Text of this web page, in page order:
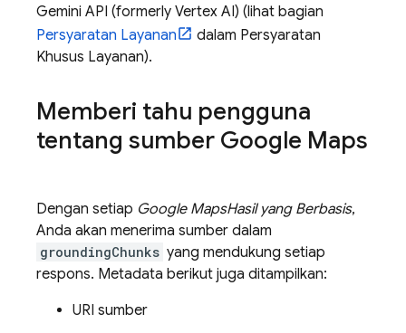
Gemini API (formerly Vertex AI) (lihat bagian
Persyaratan Layanan
dalam Persyaratan
Khusus Layanan).
Memberi tahu pengguna
tentang sumber Google Maps
Dengan setiap Google MapsHasil yang Berbasis,
Anda akan menerima sumber dalam
groundingChunks yang mendukung setiap
respons. Metadata berikut juga ditampilkan:
URI sumber